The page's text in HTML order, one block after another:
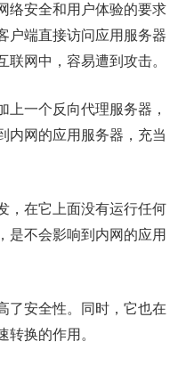
络安全和用户体验的要求
户端直接访问应用服务器
网中，容易遭到攻击。
上一个反向代理服务器，
内网的应用服务器，充当
，在它上面没有运行任何
是不会影响到内网的应用
了安全性。同时，它也在
转换的作用。